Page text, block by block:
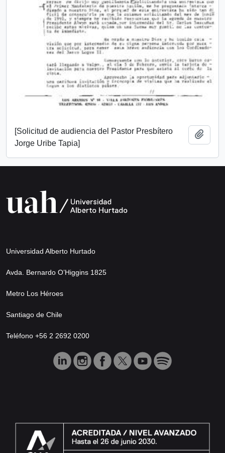
[Solicitud de audiencia del Pastor Presbítero
Jorge Uribe Tapia]
Universidad Alberto Hurtado
Avda. Bernardo O’Higgins 1825
Metro Los Héroes
Santiago de Chile
Teléfono +56 2 2692 0200